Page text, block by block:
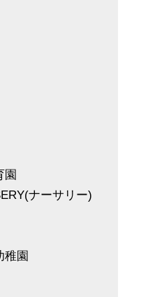
園
ナーサリー)
園